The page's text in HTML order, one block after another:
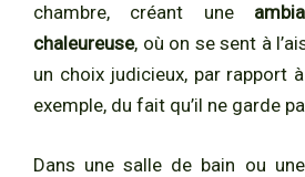
chambre, créant une
chaleureuse, où on se sent à
un choix judicieux, par rapport
exemple, du fait qu’il ne garde
Dans une salle de bain ou